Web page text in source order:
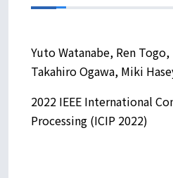
Yuto Watanabe, Ren
Takahiro Ogawa, Miki
2022 IEEE International
Processing (ICIP 2022)